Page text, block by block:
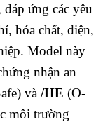
ứng các yêu
hóa chất, điện,
Model này
nhận an
và /HE (O-
môi trường